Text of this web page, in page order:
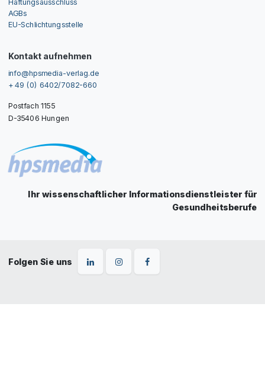
AGBs
EU-Schlichtungsstelle
Kontakt aufnehmen
info@hpsmedia-verlag.de
+ 49 (0) 6402/7082-660
Postfach 1155
D-35406 Hungen
Ihr wissenschaftlicher Informationsdienstleister für
Gesundheitsberufe
Folgen Sie uns